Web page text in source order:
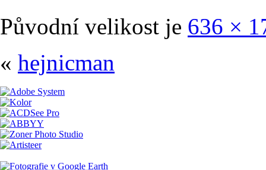
Původní velikost je 636 ×
« hejnicman